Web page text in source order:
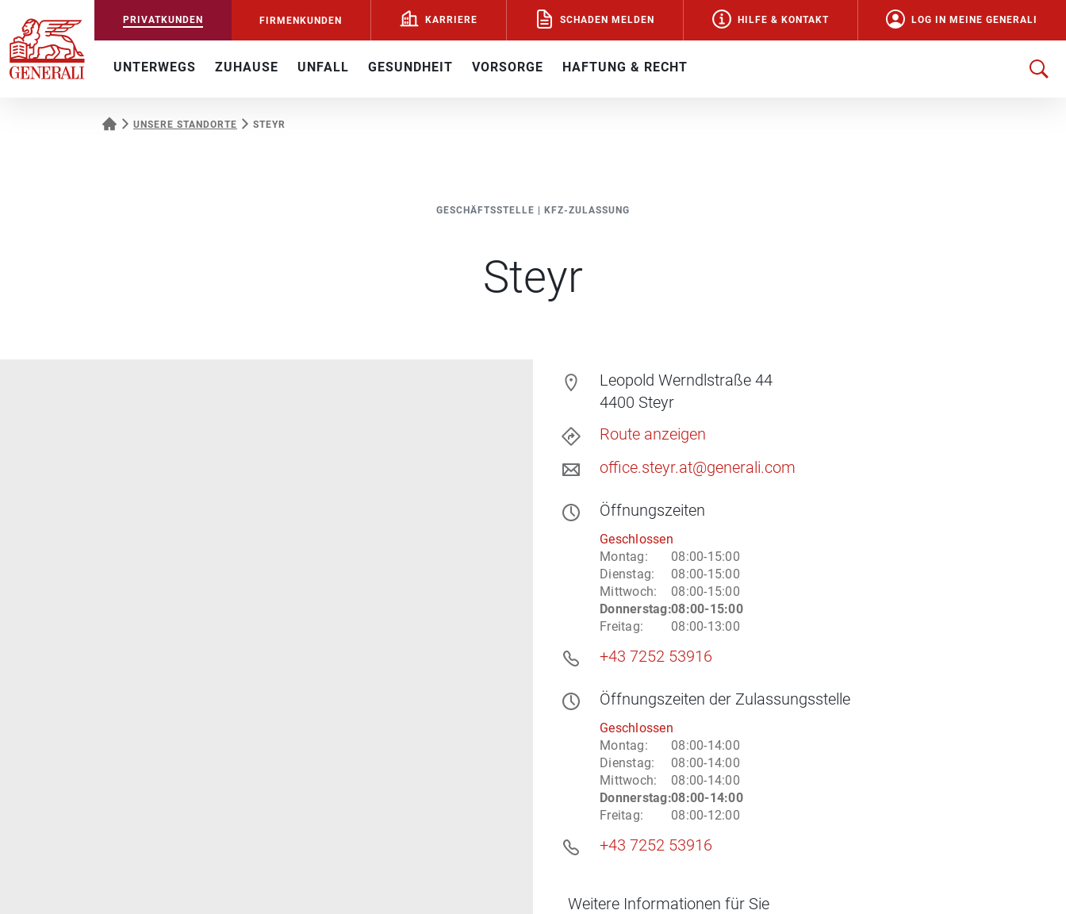
PRIVATKUNDEN FIRMENKUNDEN KARRIERE SCHADEN MELDEN HILFE & KONTAKT LOG IN MEINE GENERALI
UNTERWEGS ZUHAUSE UNFALL GESUNDHEIT VORSORGE HAFTUNG & RECHT
UNSERE STANDORTE STEYR
GESCHÄFTSSTELLE KFZ-ZULASSUNG
Steyr
Leopold Werndlstraße 44
4400 Steyr
Route anzeigen
office.steyr.at@generali.com
Öffnungszeiten
Geschlossen
Montag:
08:00-15:00
Dienstag:
08:00-15:00
Mittwoch:
08:00-15:00
Donnerstag:08:00-15:00
Freitag: 08:00-13:00
+43 7252 53916
Öffnungszeiten der Zulassungsstelle
Geschlossen
Montag:
08:00-14:00
Dienstag:
08:00-14:00
Mittwoch:
08:00-14:00
Donnerstag:08:00-14:00
Freitag: 08:00-12:00
+43 7252 53916
Weitere Informationen für Sie